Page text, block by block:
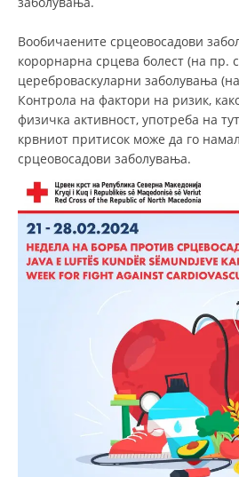
Вообичаените срцеовосадови
корорнарна срцева болест (на пр.
цереброваскуларни заболувања
Контрола на фактори на ризик,
физичка активност, употреба на
крвниот притисок може да го
срцеовосадови заболувања.